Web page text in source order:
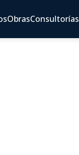
ObrasConsultorías